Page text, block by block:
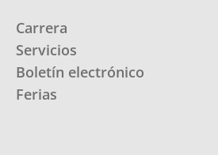
Carrera
Servicios
Boletín electrónico
Ferias